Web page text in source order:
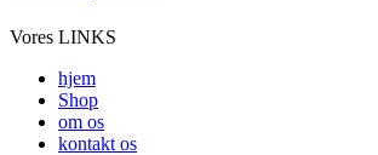
Vores LINKS
hjem
Shop
om os
kontakt os